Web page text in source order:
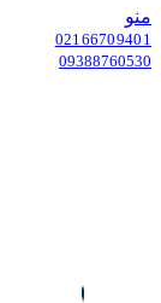
منو
02166709401
09388760530